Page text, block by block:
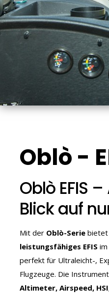
Oblò -
Oblò EFIS
Blick auf
Mit der Oblò-Serie bietet
leistungsfähiges EFIS
perfekt für Ultraleicht-,
Flugzeuge. Die
Altimeter, Airspeed,